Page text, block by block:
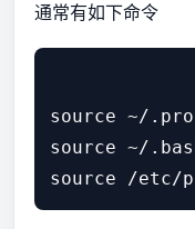
通常有如下命令
source ~/
source ~/